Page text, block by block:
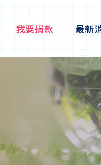
我要捐款 最新